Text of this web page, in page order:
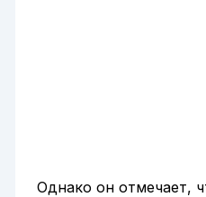
Однако он отмечает,